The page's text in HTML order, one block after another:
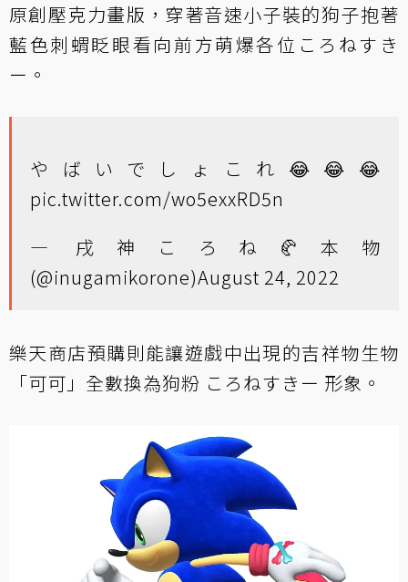
原創壓克力畫版，穿著音速小子裝的狗子抱著
藍色刺蝟眨眼看向前方萌爆各位ころねすき
ー。
やばいでしょこれ😂😂😂
pic.twitter.com/wo5exxRD5n
— 戌神ころね🥐本物
(@inugamikorone)August 24, 2022
樂天商店預購則能讓遊戲中出現的吉祥物生物
「可可」全數換為狗粉 ころねすきー 形象。